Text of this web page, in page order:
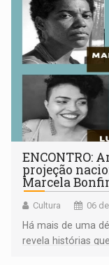
ENCONTRO:
projeção
Marcela
Cultura 06
Há mais de uma
revela histórias